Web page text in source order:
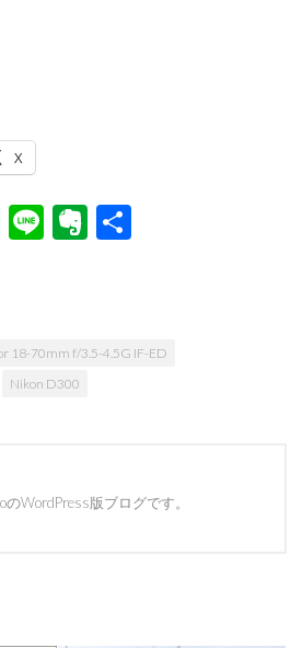
X
Hatena
LineEvernote
18-70mm f/3.5-4.5G IF-ED
Nikon D300
のWordPress版ブログです。